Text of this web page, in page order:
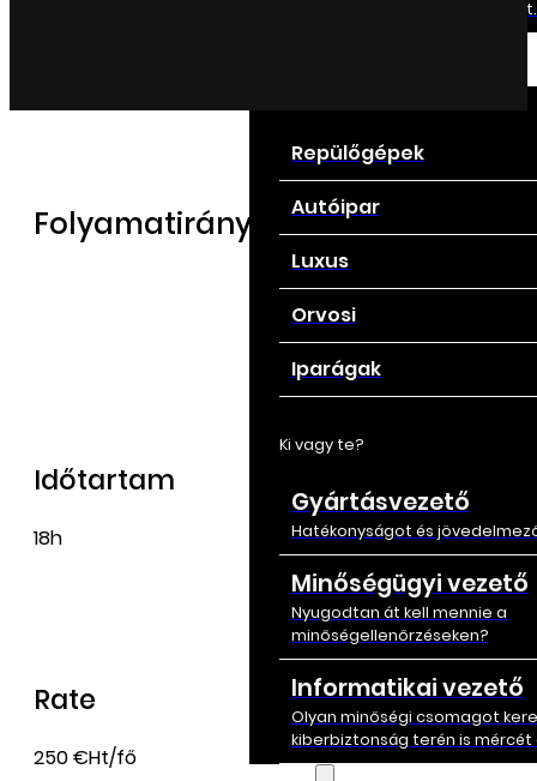
Egyszerűsítse az
Repülőgépek
Autóipar
Luxus
Orvosi
Iparágak
Ki vagy te?
Gyártásvezető
Hatékonyságot és
Minőségügyi vezető
Nyugodtan át kell mennie a
minőségellenőrzéseken?
Informatikai vezető
Olyan minőségi csomagot
kiberbiztonság terén is mércét
Folyamatirányítási képzés
Időtartam
18h
Rate
250 €Ht/fő